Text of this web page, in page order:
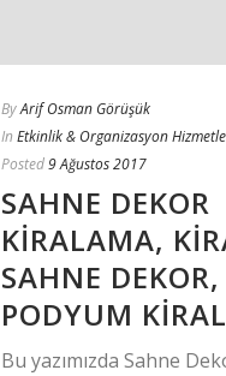
ByArif Osman Görüşük
In Etkinlik & Organizasyon
Posted9 Ağustos 2017
SAHNE DEKOR
KIRALAMA,
SAHNE DEKOR,
PODYUM
Bu yazımızda Sahne